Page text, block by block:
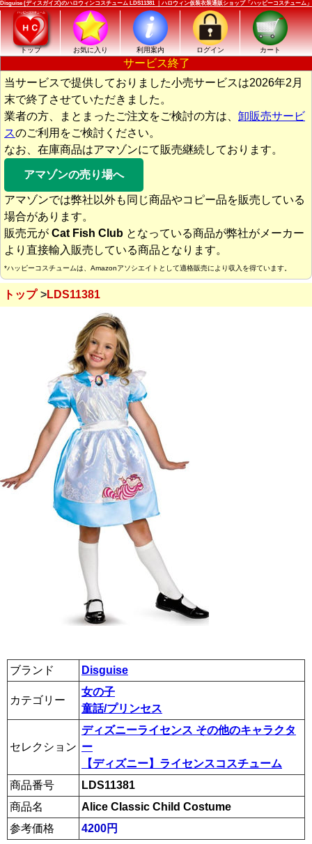
Disguise (ディスガイズ)のハロウィンコスチューム LDS11381 ｜ハロウィン仮装衣装通販ショップ「ハッピーコスチューム」
トップ お気に入り 利用案内 ログイン カート
サービス終了
当サービスで提供しておりました小売サービスは2026年2月
末で終了させていただきました。
業者の方、まとまったご注文をご検討の方は、 卸販売サービ
スのご利用をご検討ください。
なお、在庫商品はアマゾンにて販売継続しております。
アマゾンの売り場へ
アマゾンでは弊社以外も同じ商品やコピー品を販売している
場合があります。
販売元が Cat Fish Club となっている商品が弊社がメーカー
より直接輸入販売している商品となります。
*ハッピーコスチュームは、Amazonアソシエイトとして適格販売により収入を得ています。
トップ LDS11381
ブランド Disguise
カテゴリー
女の子
童話/プリンセス
セレクション
ディズニーライセンス その他のキャラクタ
ー
【ディズニー】ライセンスコスチューム
商品番号
LDS11381
商品名
Alice Classic Child Costume
参考価格
4200円